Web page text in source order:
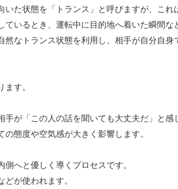
た状態を「トランス」と呼びますが、これ
いるとき、運転中に目的地へ着いた瞬間な
然なトランス状態を利用し、相手が自分自
す。
が「この人の話を聞いても大丈夫だ」と感
態度や空気感が大きく影響します。
へと優しく導くプロセスです。
が使われます。